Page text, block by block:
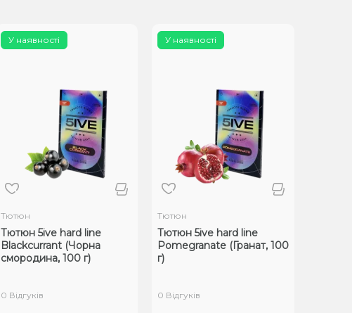
У наявності
Тютюн
Тютюн 5ive hard line
Blackcurrant (Чорна
смородина, 100 г)
0 Відгуків
У наявності
Тютюн
Тютюн 5ive hard line
Pomegranate (Гранат, 100
г)
0 Відгуків